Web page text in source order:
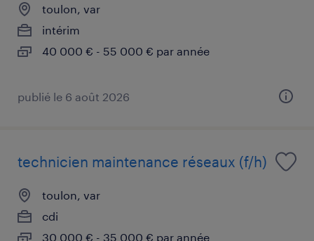
toulon, var
intérim
40 000 € - 55 000 € par année
publié le 6 août 2026
technicien maintenance réseaux (f/h)
toulon, var
cdi
30 000 € - 35 000 € par année